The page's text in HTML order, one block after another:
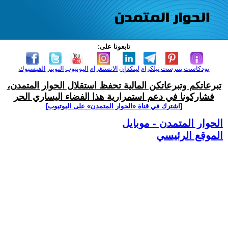
تابعونا على:
الفيسبوك التويتر اليوتيوب الانستغرام لينكدإن تيلكرامبنترست بودكاست
تبرعاتكم وتبرعاتكن المالية تحفظ استقلال الحوار المتمدن،
فشاركونا في دعم استمرارية هذا الفضاء اليساري الحر
[اشترك في قناة ‫«الحوار المتمدن» على اليوتيوب]
الحوار المتمدن - موبايل
الموقع الرئيسي